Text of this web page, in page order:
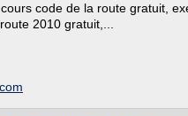
code de la route gratuit,
2010 gratuit,...